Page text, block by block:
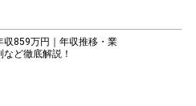
収859万円｜年収推移・業
ど徹底解説！